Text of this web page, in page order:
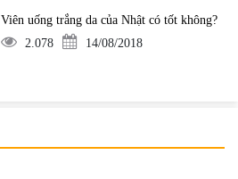
Viên uống trắng da của Nhật có tốt không?
2.078
14/08/2018